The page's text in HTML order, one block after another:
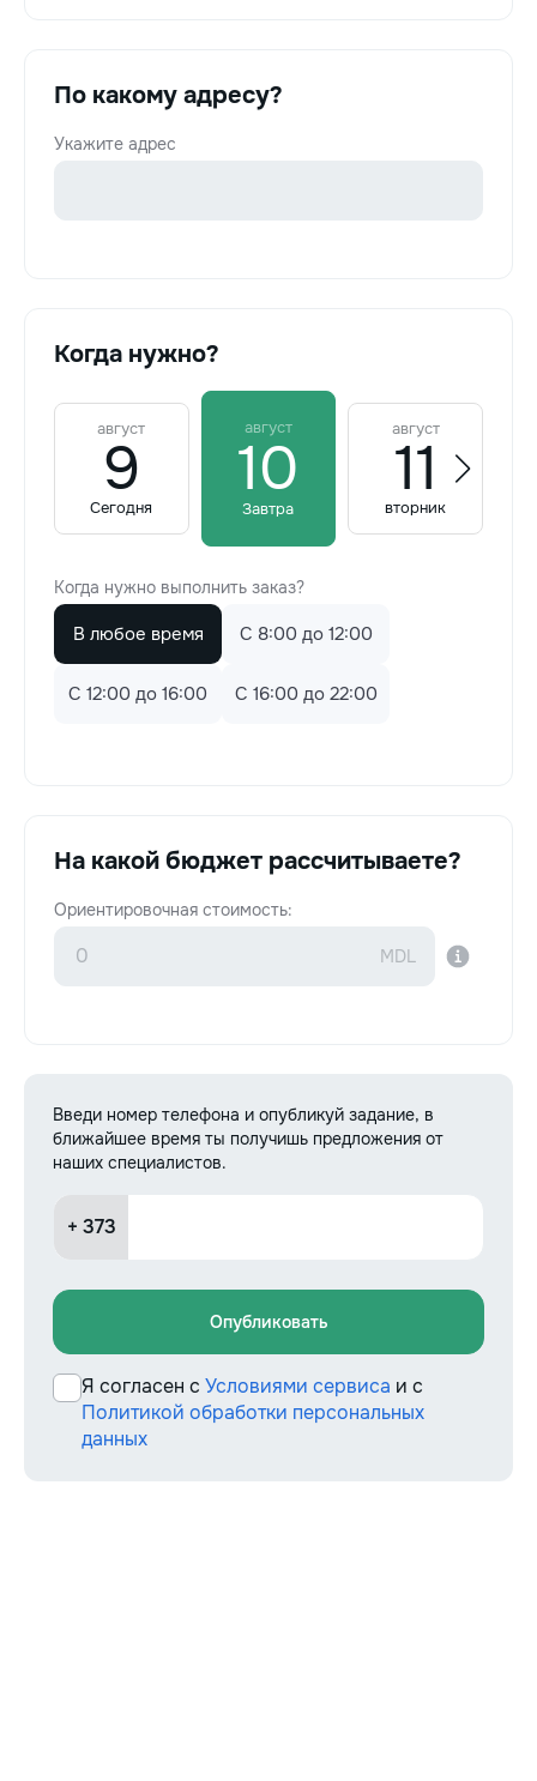
По какому адресу?
Укажите адрес
Когда нужно?
август
9
Сегодня
август
10
Завтра
август
11
вторник
Когда нужно выполнить заказ?
В любое время C 8:00 до 12:00
C 12:00 до 16:00 C 16:00 до 22:00
На какой бюджет рассчитываете?
Ориентировочная стоимость:
Введи номер телефона и опубликуй задание, в
ближайшее время ты получишь предложения от
наших специалистов.
+ 373
Опубликовать
Я согласен с Условиями сервиса и с
Политикой обработки персональных
данных